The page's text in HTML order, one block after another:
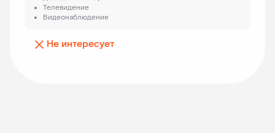
Телевидение
Видеонаблюдение
Не интересует